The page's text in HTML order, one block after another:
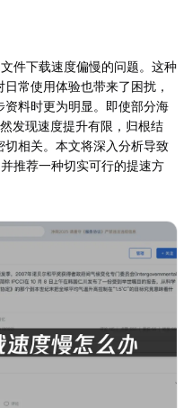
件下载速度偏慢的问题。这种
常使用体验也带来了困扰，
料时更为明显。即使部分海
发现速度提升有限，归根结
相关。本文将深入分析导致
推荐一种切实可行的提速方